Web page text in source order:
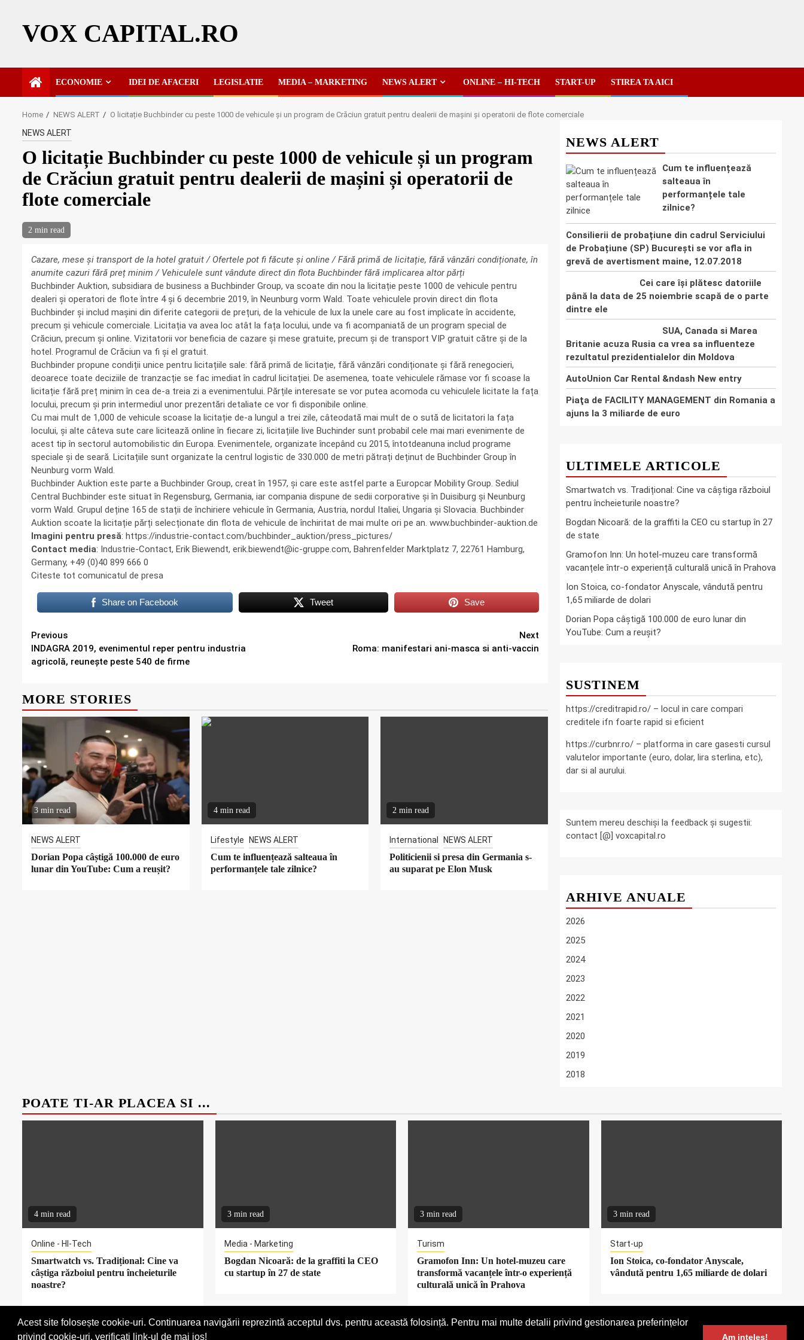
Acest site folosește cookie-uri. Continuarea navigării reprezintă acceptul dvs. pentru această folosință. Pentru mai multe detalii privind gestionarea preferințelor
privind cookie-uri, verificati link-ul de mai jos!
Am inteles!
contentVOX CAPITAL.RO
ECONOMIE IDEI DE AFACERI LEGISLATIE MEDIA – MARKETING NEWS ALERT ONLINE – HI-TECH START-UP STIREA TA AICI
Home NEWS ALERT O licitație Buchbinder cu peste 1000 de vehicule și un program de Crăciun gratuit pentru dealerii de mașini și operatorii de flote comerciale
NEWS ALERT
O licitație Buchbinder cu peste 1000 de vehicule și un program
de Crăciun gratuit pentru dealerii de mașini și operatorii de
flote comerciale
2 min read
Cazare, mese și transport de la hotel gratuit / Ofertele pot fi făcute și online / Fără primă de licitație, fără vânzări condiționate, în
anumite cazuri fără preț minim / Vehiculele sunt vândute direct din flota Buchbinder fără implicarea altor părți
Buchbinder Auktion, subsidiara de business a Buchbinder Group, va scoate din nou la licitație peste 1000 de vehicule pentru
dealeri și operatori de flote între 4 și 6 decembrie 2019, în Neunburg vorm Wald. Toate vehiculele provin direct din flota
Buchbinder și includ mașini din diferite categorii de prețuri, de la vehicule de lux la unele care au fost implicate în accidente,
precum și vehicule comerciale. Licitația va avea loc atât la fața locului, unde va fi acompaniată de un program special de
Crăciun, precum și online. Vizitatorii vor beneficia de cazare și mese gratuite, precum și de transport VIP gratuit către și de la
hotel. Programul de Crăciun va fi și el gratuit.
Buchbinder propune condiții unice pentru licitațiile sale: fără primă de licitație, fără vânzări condiționate și fără renegocieri,
deoarece toate deciziile de tranzacție se fac imediat în cadrul licitației. De asemenea, toate vehiculele rămase vor fi scoase la
licitație fără preț minim în cea de-a treia zi a evenimentului. Părțile interesate se vor putea acomoda cu vehiculele licitate la fața
locului, precum și prin intermediul unor prezentări detaliate ce vor fi disponibile online.
Cu mai mult de 1,000 de vehicule scoase la licitație de-a lungul a trei zile, câteodată mai mult de o sută de licitatori la fața
locului, și alte câteva sute care licitează online în fiecare zi, licitațiile live Buchinder sunt probabil cele mai mari evenimente de
acest tip în sectorul automobilistic din Europa. Evenimentele, organizate începând cu 2015, întotdeanuna includ programe
speciale și de seară. Licitațiile sunt organizate la centrul logistic de 330.000 de metri pătrați deținut de Buchbinder Group în
Neunburg vorm Wald.
Buchbinder Auktion este parte a Buchbinder Group, creat în 1957, și care este astfel parte a Europcar Mobility Group. Sediul
Central Buchbinder este situat în Regensburg, Germania, iar compania dispune de sedii corporative și în Duisiburg și Neunburg
vorm Wald. Grupul deține 165 de stații de închiriere vehicule în Germania, Austria, nordul Italiei, Ungaria și Slovacia. Buchbinder
Auktion scoate la licitație părți selecționate din flota de vehicule de închiritat de mai multe ori pe an. www.buchbinder-auktion.de
Imagini pentru presă: https://industrie-contact.com/buchbinder_auktion/press_pictures/
Contact media: Industrie-Contact, Erik Biewendt, erik.biewendt@ic-gruppe.com, Bahrenfelder Marktplatz 7, 22761 Hamburg,
Germany, +49 (0)40 899 666 0
Citeste tot comunicatul de presa
Share on Facebook Tweet Save
Continue
Reading
Previous
INDAGRA 2019, evenimentul reper pentru industria
agricolă, reunește peste 540 de firme
Next
Roma: manifestari ani-masca si anti-vaccin
MORE STORIES
3 min read
NEWS ALERT
Dorian Popa câștigă 100.000 de euro
lunar din YouTube: Cum a reușit?
4 min read
Lifestyle NEWS ALERT
Cum te influențează salteaua în
performanțele tale zilnice?
2 min read
International NEWS ALERT
Politicienii si presa din Germania s-
au suparat pe Elon Musk
NEWS ALERT
Cum te influențează
salteaua în
performanțele tale
zilnice?
Consilierii de probațiune din cadrul Serviciului
de Probațiune (SP) București se vor afla in
grevă de avertisment maine, 12.07.2018
Cei care își plătesc datoriile
până la data de 25 noiembrie scapă de o parte
dintre ele
SUA, Canada si Marea
Britanie acuza Rusia ca vrea sa influenteze
rezultatul prezidentialelor din Moldova
AutoUnion Car Rental &ndash New entry
Piaţa de FACILITY MANAGEMENT din Romania a
ajuns la 3 miliarde de euro
ULTIMELE ARTICOLE
Smartwatch vs. Tradițional: Cine va câștiga războiul
pentru încheieturile noastre?
Bogdan Nicoară: de la graffiti la CEO cu startup în 27
de state
Gramofon Inn: Un hotel-muzeu care transformă
vacanțele într-o experiență culturală unică în Prahova
Ion Stoica, co-fondator Anyscale, vândută pentru
1,65 miliarde de dolari
Dorian Popa câștigă 100.000 de euro lunar din
YouTube: Cum a reușit?
SUSTINEM
https://creditrapid.ro/ – locul in care compari
creditele ifn foarte rapid si eficient
https://curbnr.ro/ – platforma in care gasesti cursul
valutelor importante (euro, dolar, lira sterlina, etc),
dar si al aurului.
Suntem mereu deschiși la feedback și sugestii:
contact [@] voxcapital.ro
ARHIVE ANUALE
2026
2025
2024
2023
2022
2021
2020
2019
2018
POATE TI-AR PLACEA SI ...
4 min read
Online - HI-Tech
Smartwatch vs. Tradițional: Cine va
câștiga războiul pentru încheieturile
noastre?
3 min read
Media - Marketing
Bogdan Nicoară: de la graffiti la CEO
cu startup în 27 de state
3 min read
Turism
Gramofon Inn: Un hotel-muzeu care
transformă vacanțele într-o experiență
culturală unică în Prahova
3 min read
Start-up
Ion Stoica, co-fondator Anyscale,
vândută pentru 1,65 miliarde de dolari
Termeni si conditii